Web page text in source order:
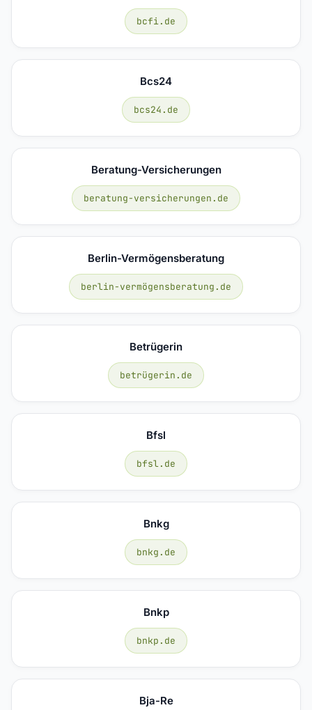
bcfi.de
Bcs24
bcs24.de
Beratung-Versicherungen
beratung-versicherungen.de
Berlin-Vermögensberatung
berlin-vermögensberatung.de
Betrügerin
betrügerin.de
Bfsl
bfsl.de
Bnkg
bnkg.de
Bnkp
bnkp.de
Bja-Re